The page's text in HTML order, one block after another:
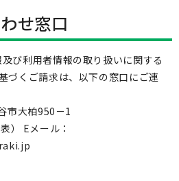
せ窓口
び利用者情報の取り扱いに関する
づくご請求は、以下の窓口にご連
市大柏950－1
） Eメール：